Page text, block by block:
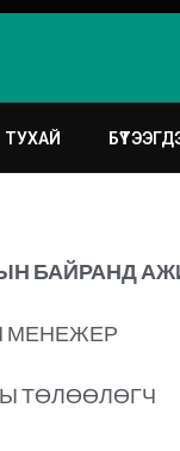
БАЙРАНД
МЕНЕЖЕР
ТӨЛӨӨЛӨГЧ